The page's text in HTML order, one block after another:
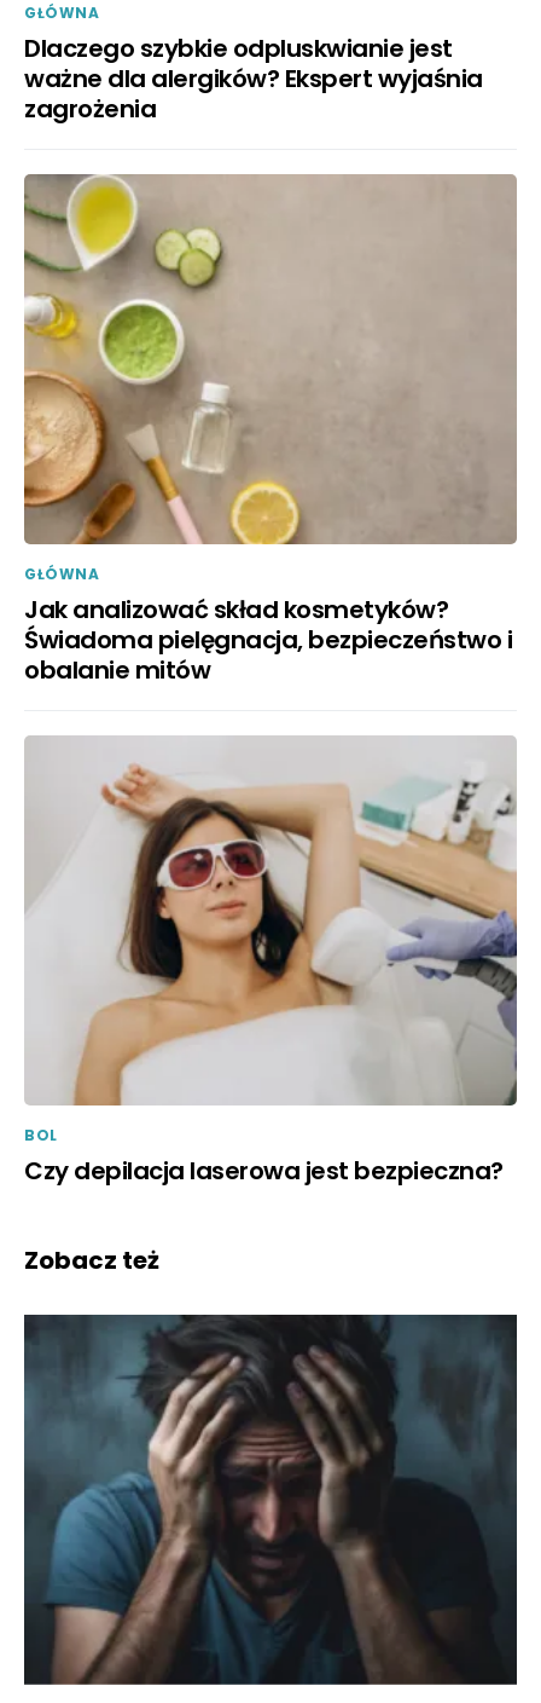
GŁÓWNA
Dlaczego szybkie odpluskwianie jest
ważne dla alergików? Ekspert wyjaśnia
zagrożenia
GŁÓWNA
Jak analizować skład kosmetyków?
Świadoma pielęgnacja, bezpieczeństwo i
obalanie mitów
BOL
Czy depilacja laserowa jest bezpieczna?
Zobacz też